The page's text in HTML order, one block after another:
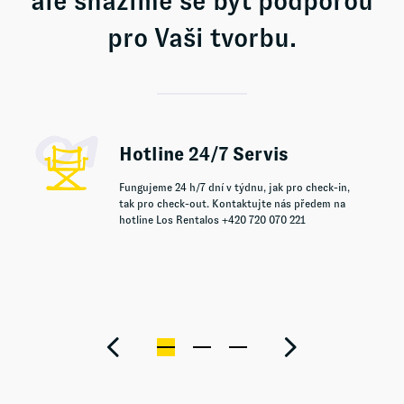
pro Vaši tvorbu.
Hotline 24/7 Servis
Fungujeme 24 h/7 dní v týdnu, jak pro check-in,
tak pro check-out. Kontaktujte nás předem na
hotline Los Rentalos +420 720 070 221